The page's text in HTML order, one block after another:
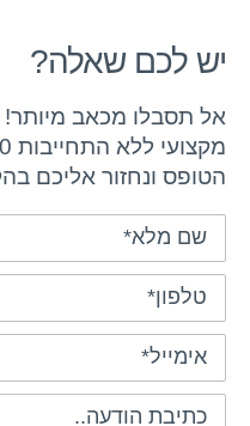
יש לכם שאלה?
אל תסבלו מכאב מיותר!
הטופס ונחזור אליכם